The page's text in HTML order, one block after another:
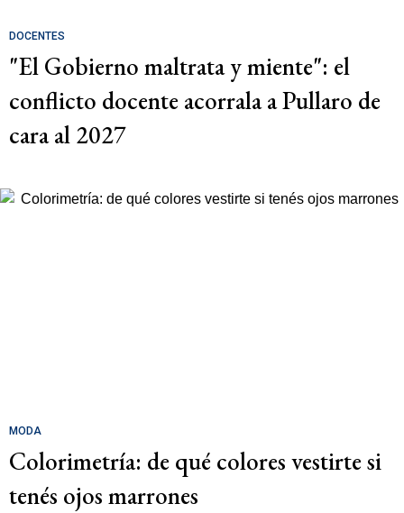
DOCENTES
"El Gobierno maltrata y miente": el
conflicto docente acorrala a Pullaro de
cara al 2027
MODA
Colorimetría: de qué colores vestirte si
tenés ojos marrones